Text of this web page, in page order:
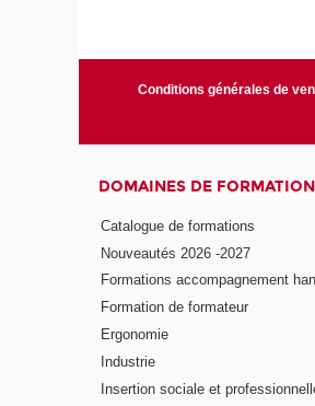
Conditions générales de
DOMAINES DE FORMATION
Catalogue de formations
Nouveautés 2026 -2027
Formations accompagnement
Formation de formateur
Ergonomie
Industrie
Insertion sociale et